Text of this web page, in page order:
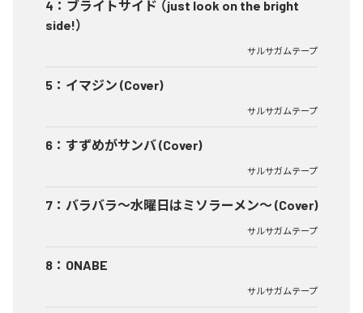
4 ： ブライトサイド （just look on the bright
side!）
サルサガムテープ
5 ： イマジン (Cover)
サルサガムテープ
6 ： すずめがサンバ (Cover)
サルサガムテープ
7 ： バラバラ〜水曜日はミソラーメン〜 (Cover)
サルサガムテープ
8 ： ONABE
サルサガムテープ